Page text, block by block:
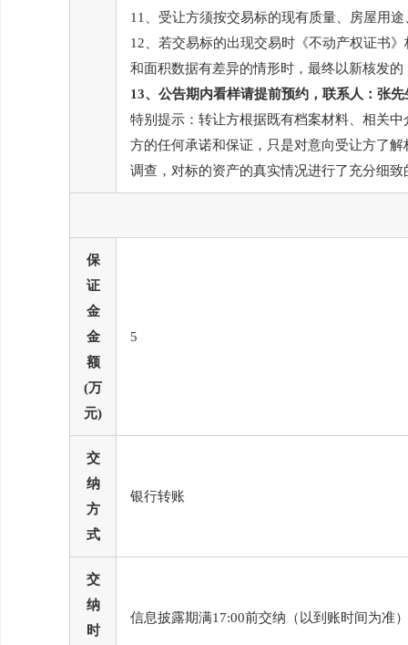
11、受让方须按交易标的现有质量、房屋用
12、若交易标的出现交易时《不动产权证书
和面积数据有差异的情形时，最终以新核发
13、公告期内看样请提前预约，联系人：张
特别提示 ：转让方根据既有档案材料、相关
方的任何承诺和保证，只是对意向受让方了
调查，对标的资产的真实情况进行了充分细
保
证
金
金
额
(万
元)
5
交
纳
方
式
银行转账
交
纳
时
信息披露期满17:00前交纳（以到账时间为准）